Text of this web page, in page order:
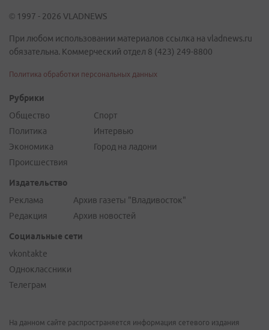
© 1997 - 2026 VLADNEWS
При любом использовании материалов ссылка на vladnews.ru
обязательна. Коммерческий отдел 8 (423) 249-8800
Политика обработки персональных данных
Рубрики
Общество
Политика
Экономика
Происшествия
Спорт
Интервью
Город на ладони
Издательство
Реклама
Редакция
Архив газеты "Владивосток"
Архив новостей
Социальные сети
vkontakte
Одноклассники
Телеграм
На данном сайте распространяется информация сетевого издания